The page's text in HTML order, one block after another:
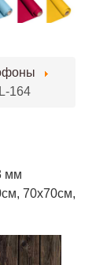
164
мм
70х70см,